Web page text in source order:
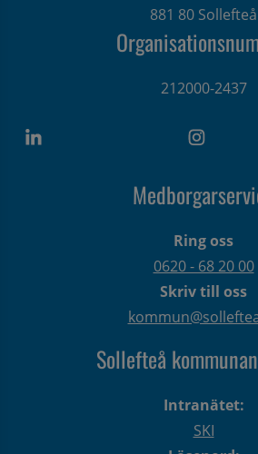
881 80 Sollefteå
212000-2437
Ring oss
0620 - 68 20 00
Skriv till oss
Sollefteå
Intranätet:
SKI